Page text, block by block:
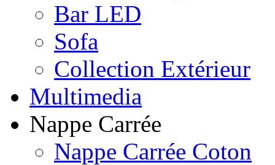
Bar LED
Sofa
Collection Extérieur
Multimedia
Nappe Carrée
Nappe Carrée Coton